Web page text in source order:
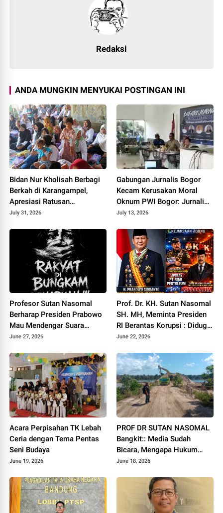
Redaksi
ANDA MUNGKIN MENYUKAI POSTINGAN INI
Bidan Nur Kholisah Berbagi
Berkah di Karangampel,
Apresiasi Ratusan
Pendukung Setia yang
July 31, 2026
Gabungan Jurnalis Bogor
Kecam Kerusakan Moral
Oknum PWI Bogor: Jurnalis
Legal Cukup Berbadan
Bukan Wajib UKW
July 13, 2026
Profesor Sutan Nasomal
Berharap Presiden Prabowo
Mau Mendengar Suara
Rakyat Untuk Indonesia
June 27, 2026
Prof. Dr. KH. Sutan Nasomal
SH. MH, Meminta Presiden
RI Berantas Korupsi : Diduga
Tipikor Rp 3.5 Triliun di
June 22, 2026
Acara Perpisahan TK Lebah
Ceria dengan Tema Pentas
Seni Budaya
June 19, 2026
PROF DR SUTAN NASOMAL
Bangkit:: Media Sudah
Bicara, Mengapa Hukum
Diam? Ketika Tambang
dari UUD"
June 18, 2026